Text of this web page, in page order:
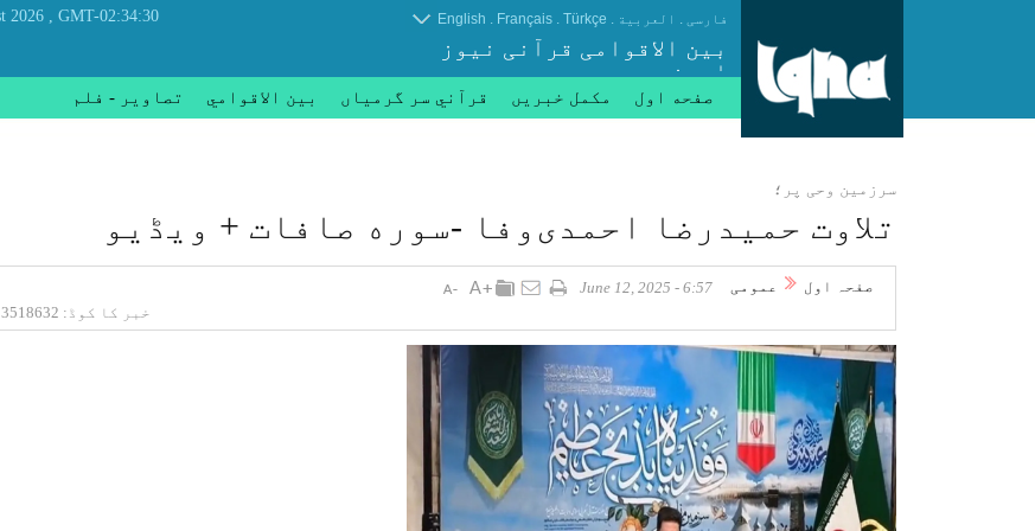
GMT-02:34:30
, Saturday 08 August 2026 فارسی . العربیة .
Türkçe
.
Français
.
English
بین الاقوامی قرآنی نیوز
ایجنسی
صفحه اول مکمل خبریں قرآني سر گرمياں بين الاقوامي تصاوير - فلم
سرزمین وحی پر؛
تلاوت حمیدرضا احمدی‌وفا -سوره صافات + ویڈیو
صفحہ اول عمومی
6:57 - June 12, 2025
خبر کا کوڈ: 3518632